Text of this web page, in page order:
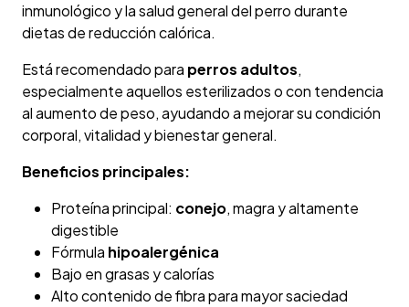
inmunológico y la salud general del perro durante
dietas de reducción calórica.
Está recomendado para perros adultos,
especialmente aquellos esterilizados o con tendencia
al aumento de peso, ayudando a mejorar su condición
corporal, vitalidad y bienestar general.
Beneficios principales:
Proteína principal: conejo, magra y altamente
digestible
Fórmula hipoalergénica
Bajo en grasas y calorías
Alto contenido de fibra para mayor saciedad